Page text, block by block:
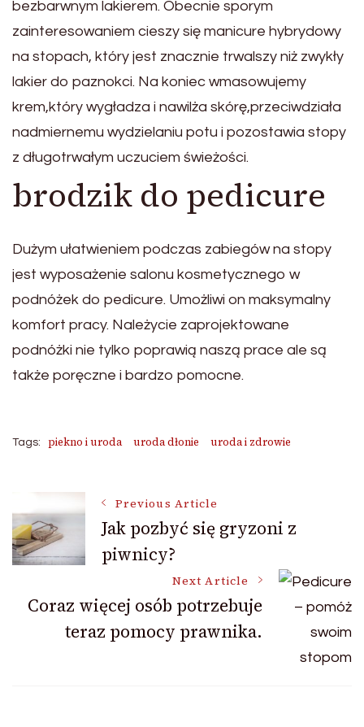
bezbarwnym lakierem. Obecnie sporym
zainteresowaniem cieszy się manicure hybrydowy
na stopach, który jest znacznie trwalszy niż zwykły
lakier do paznokci. Na koniec wmasowujemy
krem,który wygładza i nawilża skórę,przeciwdziała
nadmiernemu wydzielaniu potu i pozostawia stopy
z długotrwałym uczuciem świeżości.
brodzik do pedicure
Dużym ułatwieniem podczas zabiegów na stopy
jest wyposażenie salonu kosmetycznego w
podnóżek do pedicure. Umożliwi on maksymalny
komfort pracy. Należycie zaprojektowane
podnóżki nie tylko poprawią naszą prace ale są
także poręczne i bardzo pomocne.
Tags: piekno i uroda uroda dłonie uroda i zdrowie
Post
Navigation
Previous Article
Jak pozbyć się gryzoni z
piwnicy?
Next Article
Coraz więcej osób potrzebuje
teraz pomocy prawnika.